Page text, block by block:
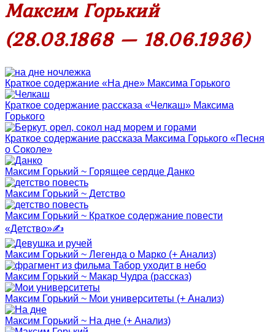
Максим Горький
(28.03.1868 — 18.06.1936)
Краткое содержание «На дне» Максима Горького
Краткое содержание рассказа «Челкаш» Максима
Горького
Краткое содержание рассказа Максима Горького «Песня
о Соколе»
Максим Горький ~ Горящее сердце Данко
Максим Горький ~ Детство
Максим Горький ~ Краткое содержание повести
«Детство»✍
Максим Горький ~ Легенда о Марко (+ Анализ)
Максим Горький ~ Макар Чудра (рассказ)
Максим Горький ~ Мои университеты (+ Анализ)
Максим Горький ~ На дне (+ Анализ)